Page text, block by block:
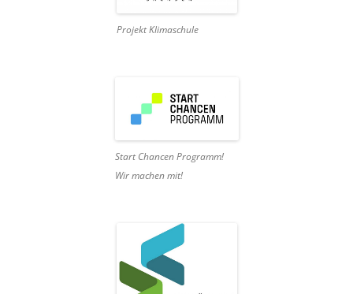
Projekt Klimaschule
Start Chancen Programm!
Wir machen mit!